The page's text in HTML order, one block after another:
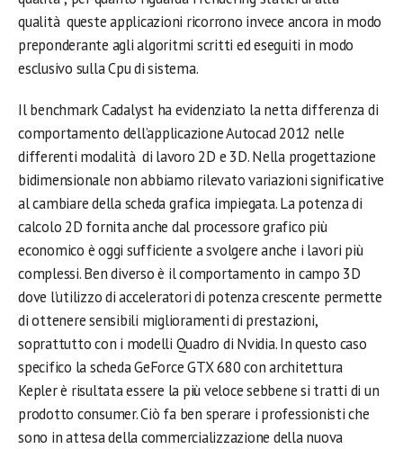
qualità queste applicazioni ricorrono invece ancora in modo
preponderante agli algoritmi scritti ed eseguiti in modo
esclusivo sulla Cpu di sistema.
Il benchmark Cadalyst ha evidenziato la netta differenza di
comportamento dell’applicazione Autocad 2012 nelle
differenti modalità di lavoro 2D e 3D. Nella progettazione
bidimensionale non abbiamo rilevato variazioni significative
al cambiare della scheda grafica impiegata. La potenza di
calcolo 2D fornita anche dal processore grafico più
economico è oggi sufficiente a svolgere anche i lavori più
complessi. Ben diverso è il comportamento in campo 3D
dove l’utilizzo di acceleratori di potenza crescente permette
di ottenere sensibili miglioramenti di prestazioni,
soprattutto con i modelli Quadro di Nvidia. In questo caso
specifico la scheda GeForce GTX 680 con architettura
Kepler è risultata essere la più veloce sebbene si tratti di un
prodotto consumer. Ciò fa ben sperare i professionisti che
sono in attesa della commercializzazione della nuova